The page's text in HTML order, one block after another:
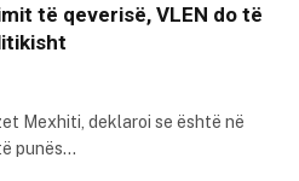
të qeverisë, VLEN do të
Mexhiti, deklaroi se është në
punës…